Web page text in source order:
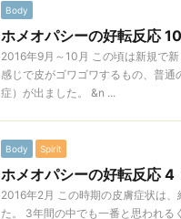
Body
ホメオパシーの好転反応
2016年9月～10月 この頃は新規で
感じで皮がゴワゴワするもの、普
症）が出ました。 &n ...
Body Spirit
ホメオパシーの好転反応 4
2016年2月 この時期の皮膚症状は
た。 3年間の中でも一番と思われる